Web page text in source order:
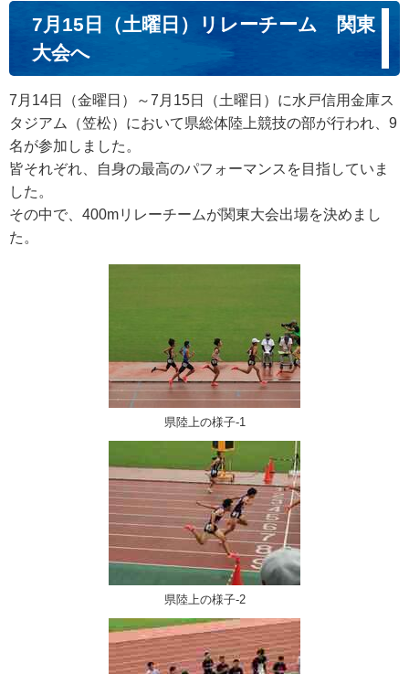
7月15日（土曜日）リレーチーム 関東
大会へ
7月14日（金曜日）～7月15日（土曜日）に水戸信用金庫ス
タジアム（笠松）において県総体陸上競技の部が行われ、9
名が参加しました。
皆それぞれ、自身の最高のパフォーマンスを目指していま
した。
その中で、400mリレーチームが関東大会出場を決めまし
た。
県陸上の様子-1
県陸上の様子-2